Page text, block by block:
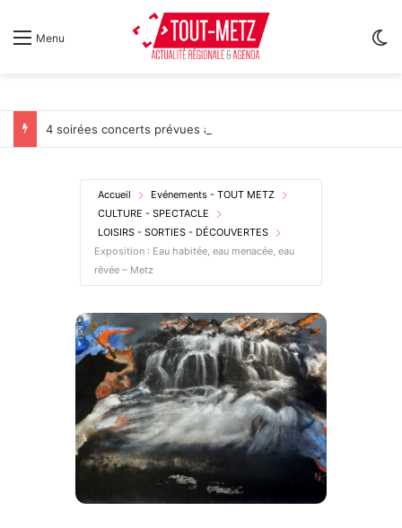
Menu
Accueil
Evénements - TOUT METZ
CULTURE - SPECTACLE
LOISIRS - SORTIES - DÉCOUVERTES
Exposition : Eau habitée, eau menacée, eau
rêvée – Metz